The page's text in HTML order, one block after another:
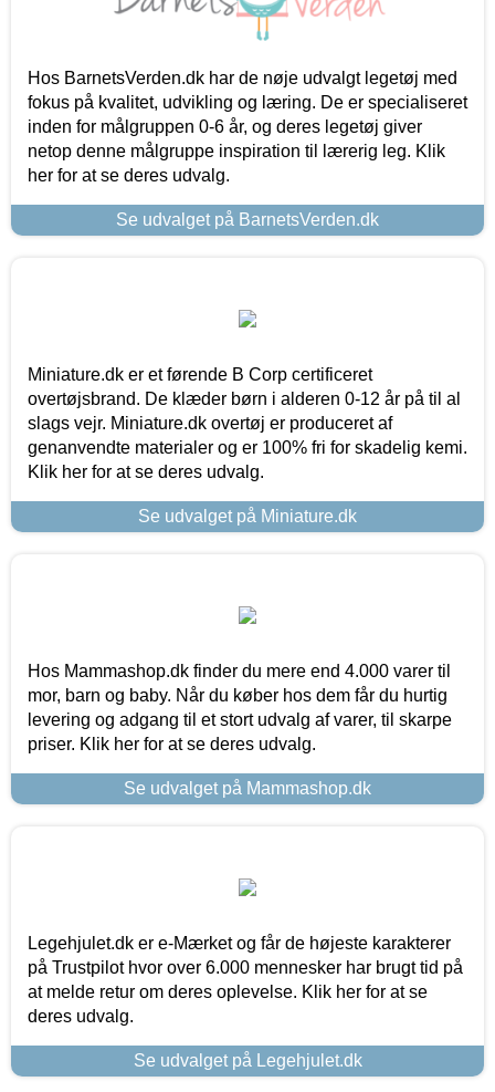
Hos BarnetsVerden.dk har de nøje udvalgt legetøj med
fokus på kvalitet, udvikling og læring. De er specialiseret
inden for målgruppen 0-6 år, og deres legetøj giver
netop denne målgruppe inspiration til lærerig leg. Klik
her for at se deres udvalg.
Se udvalget på BarnetsVerden.dk
Miniature.dk er et førende B Corp certificeret
overtøjsbrand. De klæder børn i alderen 0-12 år på til al
slags vejr. Miniature.dk overtøj er produceret af
genanvendte materialer og er 100% fri for skadelig kemi.
Klik her for at se deres udvalg.
Se udvalget på Miniature.dk
Hos Mammashop.dk finder du mere end 4.000 varer til
mor, barn og baby. Når du køber hos dem får du hurtig
levering og adgang til et stort udvalg af varer, til skarpe
priser. Klik her for at se deres udvalg.
Se udvalget på Mammashop.dk
Legehjulet.dk er e-Mærket og får de højeste karakterer
på Trustpilot hvor over 6.000 mennesker har brugt tid på
at melde retur om deres oplevelse. Klik her for at se
deres udvalg.
Se udvalget på Legehjulet.dk